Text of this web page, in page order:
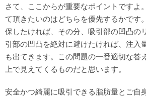
さて、ここからが重要なポイントですよ
て頂きたいのはどちらを優先するかです
保したければ、その分、吸引部の凹凸の
引部の凹凸を絶対に避けたければ、注入
も出てきます。この問題の一番適切な答
上で見えてくるものだと思います。
安全かつ綺麗に吸引できる脂肪量とご自